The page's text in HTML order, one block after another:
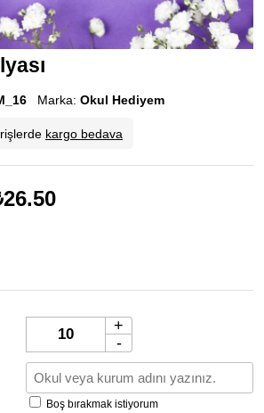
Marka: Okul Hediyem
kargo bedava
+
-
Boş bırakmak istiyorum